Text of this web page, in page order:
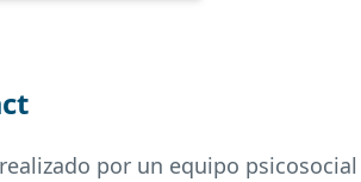
por un equipo